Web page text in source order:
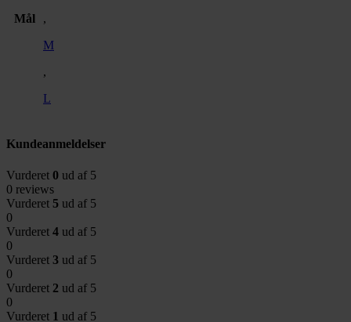
Mål
,
M
,
L
Kundeanmeldelser
Vurderet 0 ud af 5
0 reviews
Vurderet 5 ud af 5
0
Vurderet 4 ud af 5
0
Vurderet 3 ud af 5
0
Vurderet 2 ud af 5
0
Vurderet 1 ud af 5